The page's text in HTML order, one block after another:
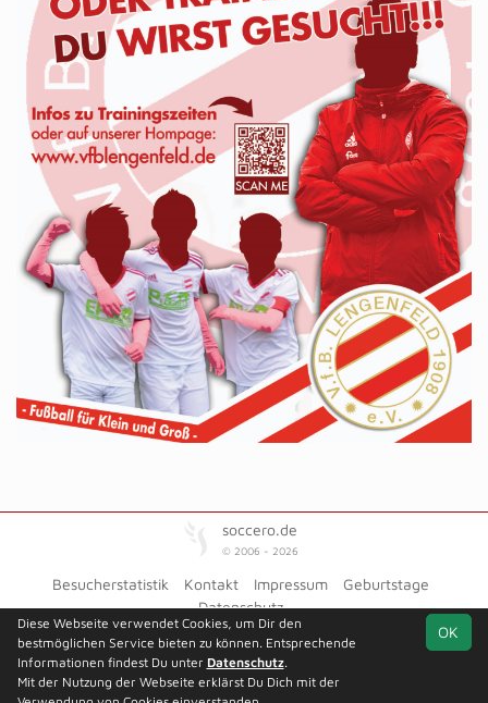
Team
Kreisliga -
Meisterrunde Spielplan
soccero.de
© 2006 - 2026
Besucherstatistik Kontakt Impressum
Geburtstage
Datenschutz
OK
Diese Webseite verwendet Cookies, um Dir den
bestmöglichen Service bieten zu können. Entsprechende
Informationen findest Du unter Datenschutz.
Mit der Nutzung der Webseite erklärst Du Dich mit der